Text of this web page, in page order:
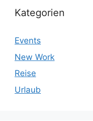
Kategorien
Events
New Work
Reise
Urlaub